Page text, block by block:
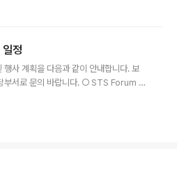
031-710-4606 ○ 제42회 한림국제심
학부 4분과) - 주제: 식량문제 해결을
략 - 일시/장소: 11. 9.(월), 15:00..
정
사 계획을 다음과 같이 안내합니다. 보
부서로 문의 바랍니다. ○ STS Forum 제
력실: 031-710-4610 ○ "급변하는 미
관대학교) - 일시/장소: 10. 15.(목), 1